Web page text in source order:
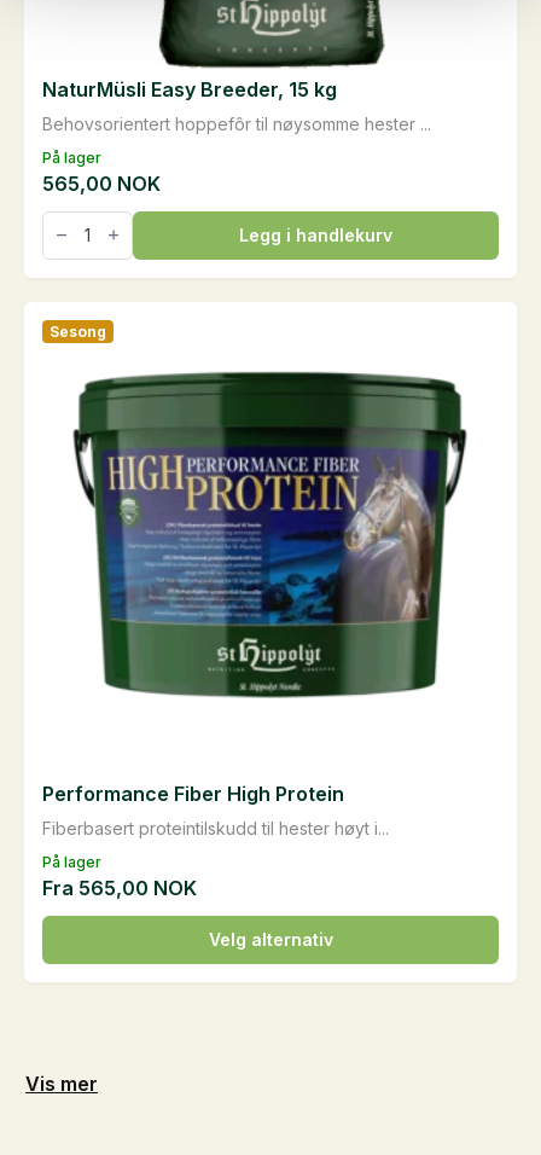
På lager
Behovsorientert hoppefôr til nøysomme hester ...
NaturMüsli Easy Breeder, 15 kg
565,00 NOK
NaturMüsli
Easy
Breeder,
15
antall
Legg i handlekurv
På lager
Sesong
Fiberbasert proteintilskudd til hester høyt i...
Performance Fiber High Protein
Fra 565,00 NOK
Velg alternativ
Dette
produktet
har
Alternativene
Vis mer